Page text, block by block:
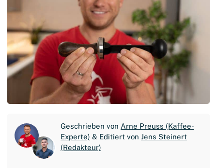
Geschrieben von Arne Preuss (Kaffee-
Experte) & Editiert von Jens Steinert
(Redakteur)